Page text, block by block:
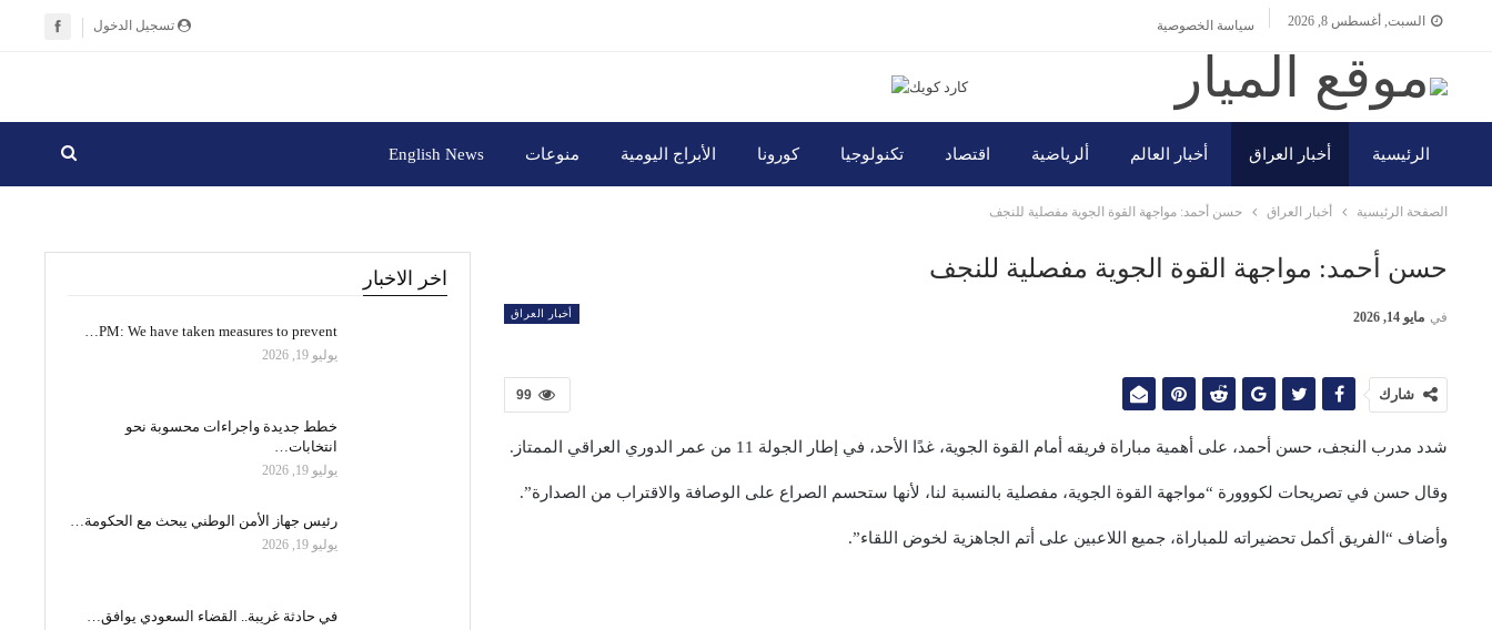
تسجيل الدخول السبت, أغسطس 8, 2026 سياسة الخصوصية
الرئيسية أخبار العراق أخبار العالم ألرياضية اقتصاد تكنولوجيا كورونا الأبراج اليومية منوعات English News
الصفحة الرئيسية أخبار العراق حسن أحمد: مواجهة القوة الجوية مفصلية للنجف
حسن أحمد: مواجهة القوة الجوية مفصلية للنجف
أخبار العراق في مايو 14, 2026
99 شارك
شدد مدرب النجف، حسن أحمد، على أهمية مباراة فريقه أمام القوة الجوية، غدًا الأحد، في إطار الجولة 11 من عمر الدوري العراقي الممتاز.
وقال حسن في تصريحات لكووورة “مواجهة القوة الجوية، مفصلية بالنسبة لنا، لأنها ستحسم الصراع على الوصافة والاقتراب من الصدارة”.
وأضاف “الفريق أكمل تحضيراته للمباراة، جميع اللاعبين على أتم الجاهزية لخوض اللقاء”.
اخر الاخبار
PM: We have taken measures to prevent…
يوليو 19, 2026
خطط جديدة واجراءات محسوبة نحو
انتخابات…
يوليو 19, 2026
رئيس جهاز الأمن الوطني يبحث مع الحكومة…
يوليو 19, 2026
في حادثة غريبة.. القضاء السعودي يوافق…